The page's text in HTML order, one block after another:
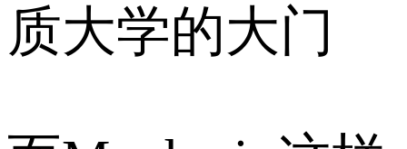
质大学的大门